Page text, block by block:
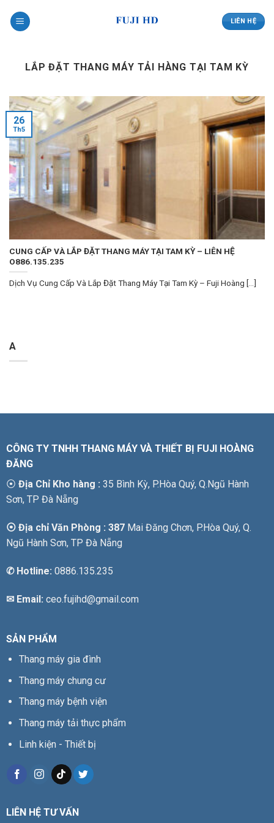
LIÊN HỆ
LẮP ĐẶT THANG MÁY TẢI HÀNG TẠI TAM KỲ
CUNG CẤP VÀ LẮP ĐẶT THANG MÁY TẠI TAM KỲ – LIÊN HỆ
O886.135.235
Dịch Vụ Cung Cấp Và Lắp Đặt Thang Máy Tại Tam Kỳ – Fuji Hoàng [...]
26
Th5
A
CÔNG TY TNHH THANG MÁY VÀ THIẾT BỊ FUJI HOÀNG
ĐĂNG
⦿ Địa Chỉ Kho hàng : 35 Bình Kỳ, P.Hòa Quý, Q.Ngũ Hành
Sơn, TP Đà Nẵng
⦿ Địa chỉ Văn Phòng : 387 Mai Đăng Chơn, P.Hòa Quý, Q.
Ngũ Hành Sơn, TP Đà Nẵng
✆Hotline: 0886.135.235
✉ Email: ceo.fujihd@gmail.com
SẢN PHẨM
Thang máy gia đình
Thang máy chung cư
Thang máy bệnh viện
Thang máy tải thực phẩm
Linh kiện - Thiết bị
LIÊN HỆ TƯ VẤN